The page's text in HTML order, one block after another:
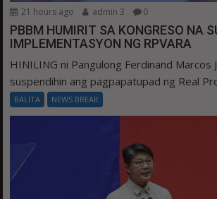
21 hours ago admin 3 0
PBBM HUMIRIT SA KONGRESO NA
IMPLEMENTASYON NG RPVARA
HINILING ni Pangulong Ferdinand Marcos
suspendihin ang pagpapatupad ng Real
BALITA NEWS BREAK